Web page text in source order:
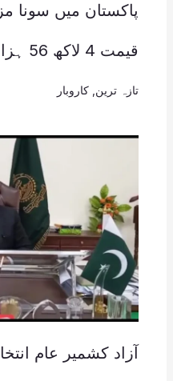
پاکستان میں سونا
قیمت 4 لاکھ 56 ہزار سے متجاوز
تازہ ترین کاروبار
آزاد کشمیر عام